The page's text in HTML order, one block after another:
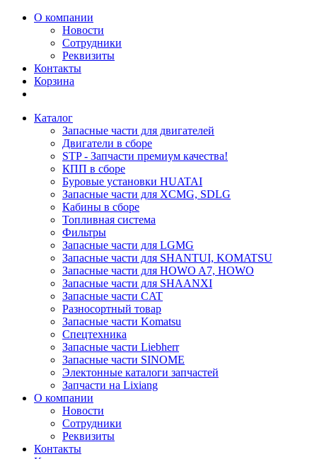
О компании
Новости
Сотрудники
Реквизиты
Контакты
Корзина
Каталог
Запасные части для двигателей
Двигатели в сборе
STP - Запчасти премиум качества!
КПП в сборе
Буровые установки HUATAI
Запасные части для XCMG, SDLG
Кабины в сборе
Топливная система
Фильтры
Запасные части для LGMG
Запасные части для SHANTUI, KOMATSU
Запасные части для HOWO A7, HOWO
Запасные части для SHAANXI
Запасные части CAT
Разносортный товар
Запасные части Komatsu
Спецтехника
Запасные части Liebherr
Запасные части SINOME
Электонные каталоги запчастей
Запчасти на Lixiang
О компании
Новости
Сотрудники
Реквизиты
Контакты